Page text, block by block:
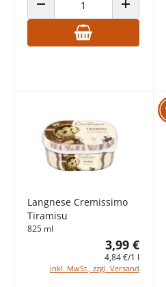
ANZAHL VERRINGERN ANZAHL
Langnese Cremissimo
Tiramisu
825 ml
3,99 €
4,84 €/1 l
inkl. MwSt., zzgl. Versand